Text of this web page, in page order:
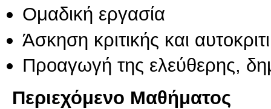
Ομαδική εργασία
Άσκηση κριτικής και
Προαγωγή της ελεύθερης,
Περιεχόμενο Μαθήματος